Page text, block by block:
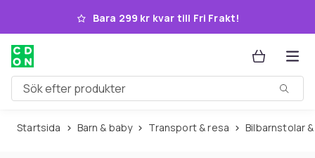
Hoppa till huvudinnehållet
Bara 299 kr kvar till Fri Frakt!
Sök efter produkter
Startsida Barn & baby Transport & resa Bilbarnstolar